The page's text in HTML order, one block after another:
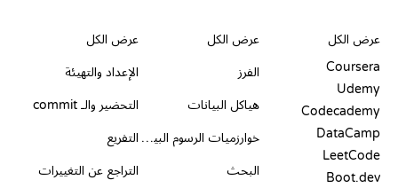
عرض الكل
Coursera
Udemy
Codecademy
DataCamp
LeetCode
Boot.dev
عرض الكل
الفرز
هياكل البيانات
خوارزميات الرسوم البيانية
البحث
عرض الكل
الإعداد والتهيئة
التحضير والـ commit
التفريع
التراجع عن التغييرات